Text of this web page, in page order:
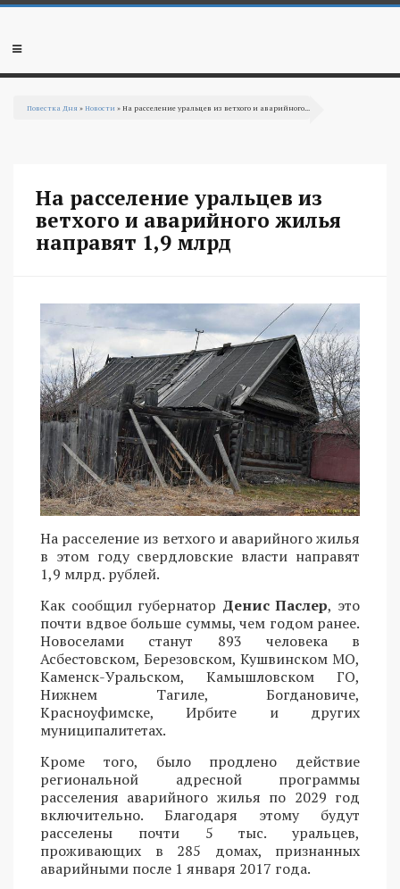
Перейти к основному содержанию
Мобильное
Повестка Дня »Новости » На расселение уральцев из ветхого и аварийного...
На расселение уральцев из
ветхого и аварийного жилья
направят 1,9 млрд
На расселение из ветхого и аварийного жилья
в этом году свердловские власти направят
1,9 млрд. рублей.
Как сообщил губернатор Денис Паслер, это
почти вдвое больше суммы, чем годом ранее.
Новоселами станут 893 человека в
Асбестовском, Березовском, Кушвинском МО,
Каменск-Уральском, Камышловском ГО,
Нижнем Тагиле, Богдановиче,
Красноуфимске, Ирбите и других
муниципалитетах.
Кроме того, было продлено действие
региональной адресной программы
расселения аварийного жилья по 2029 год
включительно. Благодаря этому будут
расселены почти 5 тыс. уральцев,
проживающих в 285 домах, признанных
аварийными после 1 января 2017 года.